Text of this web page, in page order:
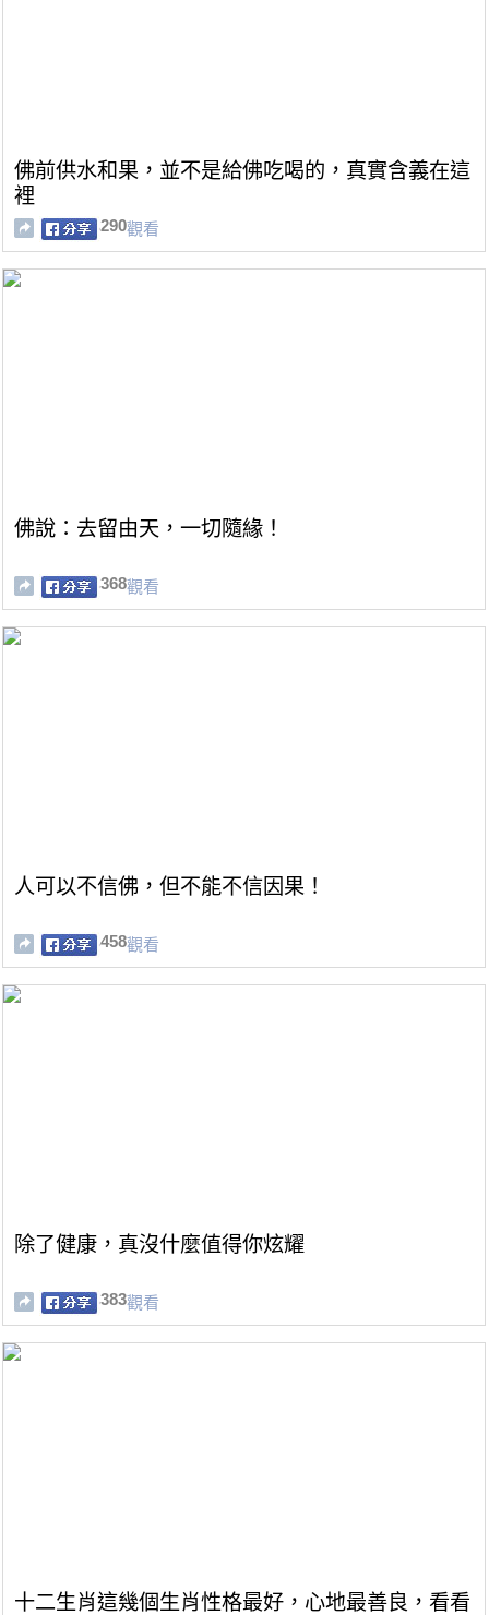
佛前供水和果，並不是給佛吃喝的，真實含義在這
裡
290觀看
佛說：去留由天，一切隨緣！
368觀看
人可以不信佛，但不能不信因果！
458觀看
除了健康，真沒什麼值得你炫耀
383觀看
十二生肖這幾個生肖性格最好，心地最善良，看看